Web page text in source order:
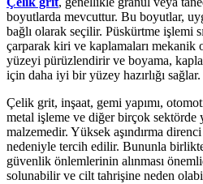
boyutlarda mevcuttur. Bu boyutlar,
bağlı olarak seçilir. Püskürtme işlemi
çarparak kiri ve kaplamaları mekanik
yüzeyi pürüzlendirir ve boyama,
için daha iyi bir yüzey hazırlığı sağlar.
Çelik grit, inşaat, gemi yapımı,
metal işleme ve diğer birçok sektörde
malzemedir. Yüksek aşındırma
nedeniyle tercih edilir. Bununla
güvenlik önlemlerinin alınması
solunabilir ve cilt tahrişine neden